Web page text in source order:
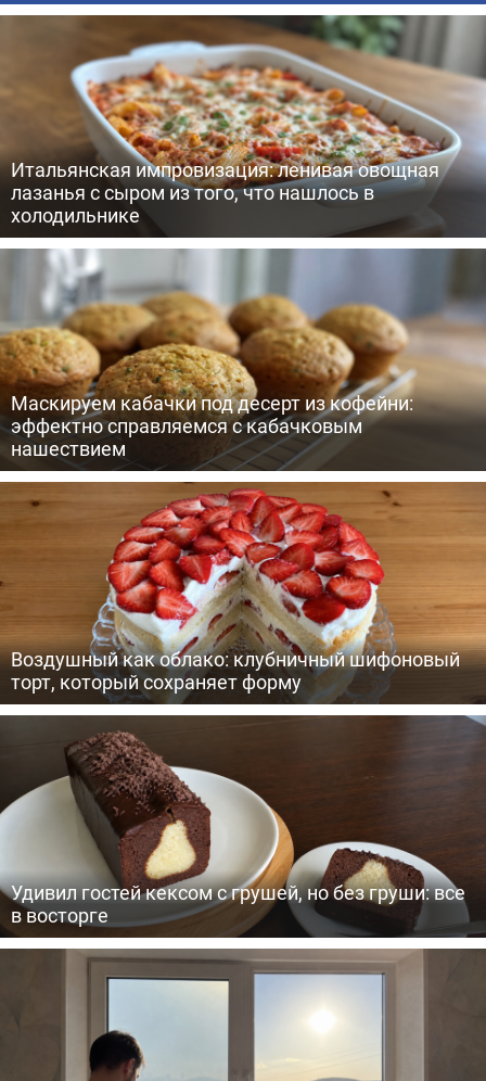
Итальянская импровизация: ленивая овощная
лазанья с сыром из того, что нашлось в
холодильнике
Маскируем кабачки под десерт из кофейни:
эффектно справляемся с кабачковым
нашествием
Воздушный как облако: клубничный шифоновый
торт, который сохраняет форму
Удивил гостей кексом с грушей, но без груши: все
в восторге